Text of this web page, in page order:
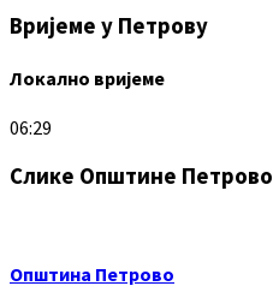
Вријеме у Петрову
Локално вријеме
06:29
Слике Општине Петрово
Општина Петрово